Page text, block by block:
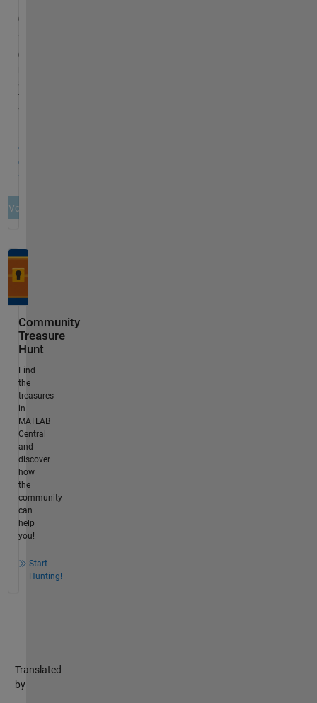
Community
Treasure
Hunt
Find
the
treasures
in
MATLAB
Central
and
discover
how
the
community
can
help
you!
Start
Hunting!
Translated
by